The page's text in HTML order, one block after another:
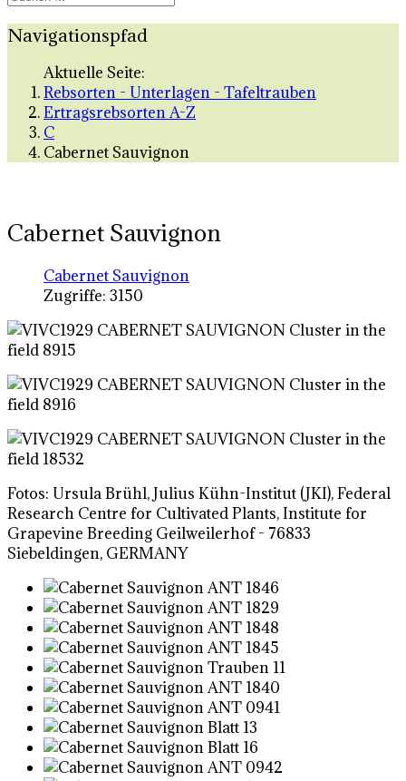
Navigationspfad
Aktuelle Seite:
Rebsorten - Unterlagen - Tafeltrauben
Ertragsrebsorten A-Z
C
Cabernet Sauvignon
Cabernet Sauvignon
Cabernet Sauvignon
Zugriffe: 3150
Fotos: Ursula Brühl, Julius Kühn-Institut (JKI), Federal
Research Centre for Cultivated Plants, Institute for
Grapevine Breeding Geilweilerhof - 76833
Siebeldingen, GERMANY